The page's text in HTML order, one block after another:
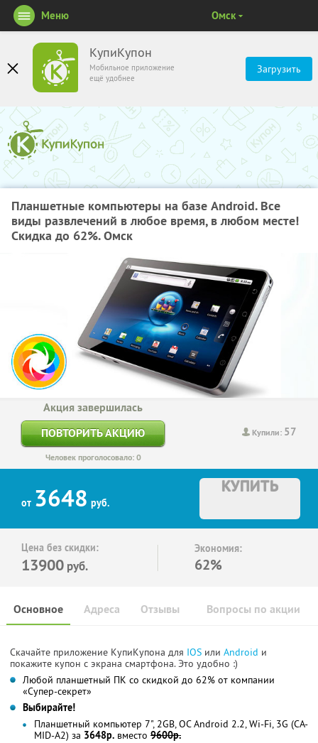
КупиКупон
Мобильное приложение
ещё удобнее
Загрузить
Меню Омск
Планшетные компьютеры на базе Android. Все
виды развлечений в любое время, в любом месте!
Скидка до 62%. Омск
Купили: 57
Акция завершилась
ПОВТОРИТЬ АКЦИЮ
Человек проголосовало: 0
от 3648 руб.
КУПИТЬ
Цена без скидки:
13900 руб.
Экономия:
62%
Основное Отзывы Вопросы по акции
Адреса
Скачайте приложение КупиКупона для IOS или Android и
покажите купон с экрана смартфона. Это удобно :)
Любой планшетный ПК со скидкой до 62% от компании
«Супер-секрет»
Выбирайте!
Планшетный компьютер 7", 2GB, ОС Android 2.2, Wi-Fi, 3G (CA-
MID-A2) за 3648р. вместо 9600р.